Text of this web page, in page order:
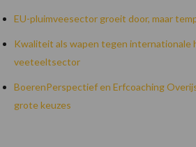
EU-pluimveesector groeit door, maar
Kwaliteit als wapen tegen internationale
veeteeltsector
BoerenPerspectief en Erfcoaching
grote keuzes